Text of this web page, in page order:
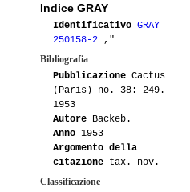
Indice GRAY
Identificativo GRAY
250158-2 ,"
Bibliografia
Pubblicazione Cactus
(Paris) no. 38: 249.
1953
Autore Backeb.
Anno 1953
Argomento della
citazione tax. nov.
Classificazione